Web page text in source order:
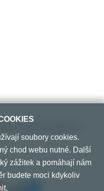
soubory cookies.
chod webu nutné. Další
zážitek a pomáhají nám
budete moci kdykoliv